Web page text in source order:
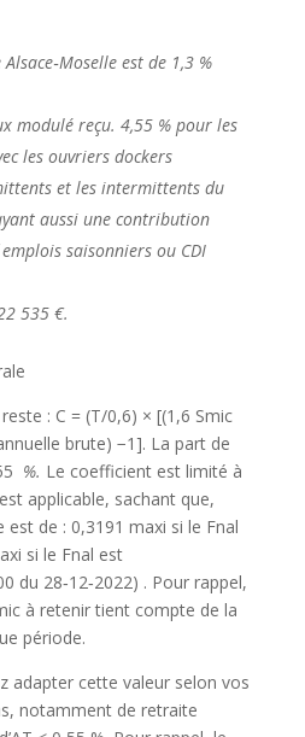
est de 1,3 %
modulé reçu. 4,55 % pour les
les ouvriers dockers
et les intermittents du
aussi une contribution
saisonniers ou CDI
535 €.
: C = (T/0,6) × [(1,6 Smic
brute) −1]. La part de
%. Le coefficient est limité à
applicable, sachant que,
est de : 0,3191 maxi si le Fnal
si le Fnal est
du 28‑12‑2022) . Pour rappel,
à retenir tient compte de la
période.
adapter cette valeur selon vos
notamment de retraite